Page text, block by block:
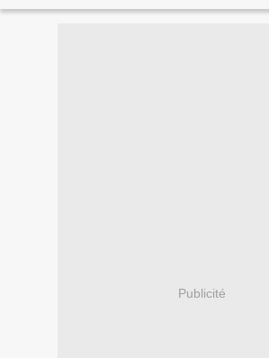
Publicité